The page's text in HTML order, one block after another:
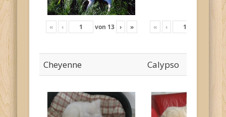
« ‹ von 13 › » « ‹ ›
Cheyenne Calypso